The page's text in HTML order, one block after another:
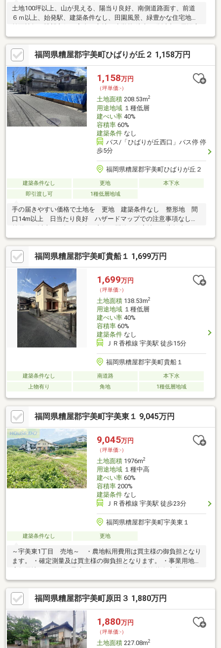
土地100坪以上、山が見える、陽当り良好、南側道路面す、前道
６ｍ以上、始発駅、建築条件なし、田園風景、緑豊かな住宅地、
前面棟無、眺望良好、高台に立地、小学校 徒歩10分以内、周辺交
通量少なめ
福岡県糟屋郡宇美町ひばりが丘２ 1,158万円
1,158万円
（坪単価:-）
土地面積208.53m2
用途地域１種低層
建ぺい率40%
容積率60%
建築条件なし
バス/「ひばりが丘西口」バス停 停
歩5分
福岡県糟屋郡宇美町ひばりが丘２
建築条件なし 更地
本下水
即引渡し可
1種低層地域
手の届きやすい価格で土地を 更地 建築条件なし 整形地 間
口14m以上 日当たり良好 ハザードマップでの注意事項なし、
前道６ｍ以上、63坪、陽当り良好、閑静な住宅地 （告知事項あ
りお電話下さい）
福岡県糟屋郡宇美町貴船１ 1,699万円
1,699万円
（坪単価:-）
土地面積138.53m2
用途地域１種低層
建ぺい率40%
容積率60%
建築条件なし
ＪＲ香椎線 宇美駅 徒歩15分
福岡県糟屋郡宇美町貴船１
建築条件なし 南道路
本下水
上物有り
角地 1種低層地域
福岡県糟屋郡宇美町宇美東１ 9,045万円
9,045万円
（坪単価:-）
土地面積1976m2
用途地域１種中高
建ぺい率60%
容積率200%
建築条件なし
ＪＲ香椎線 宇美駅 徒歩23分
福岡県糟屋郡宇美町宇美東１
建築条件なし 更地
～宇美東1丁目 売地～ ・農地転用費用は買主様の御負担となり
ます。 ・確定測量及は買主様の御負担となります。 ・事業用地、
目の閑静なエリアに位置する、約1.976㎡（約597.74坪）の広々と
した売土地です。前面道路は約14mとゆとりがあり、大型車両の
出入りもしやすい立地。西鉄バス「大坂田橋」停まで徒歩約5分と
交通アクセスも良好です。第一種中高層住居専用地域内にありな
がら、この広大な敷地を活かして事業用地・店舗用地・アパート
用地など幅広い用途をご検討いただけます。
福岡県糟屋郡宇美町原田３ 1,880万円
1,880万円
（坪単価:-）
土地面積227.08m2